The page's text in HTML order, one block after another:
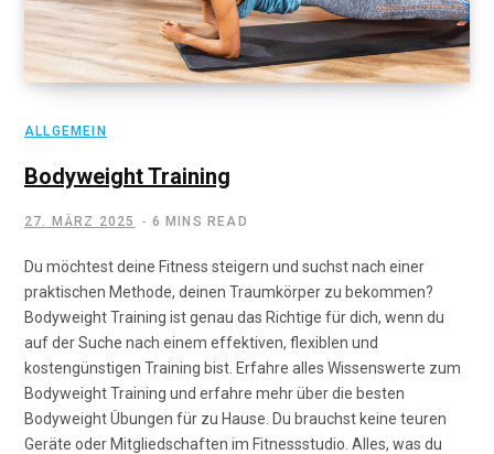
ALLGEMEIN
Bodyweight Training
27. MÄRZ 2025 6 MINS READ
Du möchtest deine Fitness steigern und suchst nach einer
praktischen Methode, deinen Traumkörper zu bekommen?
Bodyweight Training ist genau das Richtige für dich, wenn du
auf der Suche nach einem effektiven, flexiblen und
kostengünstigen Training bist. Erfahre alles Wissenswerte zum
Bodyweight Training und erfahre mehr über die besten
Bodyweight Übungen für zu Hause. Du brauchst keine teuren
Geräte oder Mitgliedschaften im Fitnessstudio. Alles, was du